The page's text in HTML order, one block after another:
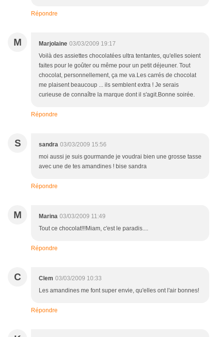
Répondre
M Marjolaine 03/03/2009 19:17
Voilà des assiettes chocolatées ultra tentantes, qu'elles soient
faites pour le goûter ou même pour un petit déjeuner. Tout
chocolat, personnellement, ça me va.Les carrés de chocolat
me plaisent beaucoup ... ils semblent extra ! Je serais
curieuse de connaître la marque dont il s'agit.Bonne soirée.
Répondre
S sandra 03/03/2009 15:56
moi aussi je suis gourmande je voudrai bien une grosse tasse
avec une de tes amandines ! bise sandra
Répondre
M Marina 03/03/2009 11:49
Tout ce chocolat!!!Miam, c'est le paradis....
Répondre
C Clem 03/03/2009 10:33
Les amandines me font super envie, qu'elles ont l'air bonnes!
Répondre